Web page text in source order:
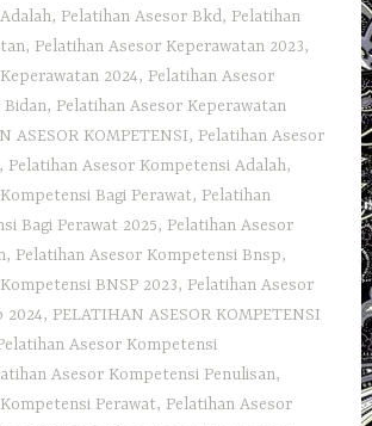
, Pelatihan Asesor Bkd, Pelatihan
, Pelatihan Asesor Keperawatan 2023,
2024, Pelatihan Asesor
Bidan, Pelatihan Asesor Keperawatan
ASESOR KOMPETENSI, Pelatihan Asesor
, Pelatihan Asesor Kompetensi Adalah,
Bagi Perawat, Pelatihan
Bagi Perawat 2025, Pelatihan Asesor
, Pelatihan Asesor Kompetensi Bnsp,
BNSP 2023, Pelatihan Asesor
2024, PELATIHAN ASESOR KOMPETENSI
Asesor Kompetensi
Asesor Kompetensi Penulisan,
Perawat, Pelatihan Asesor